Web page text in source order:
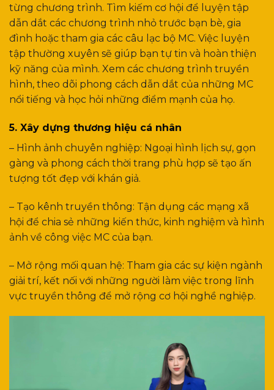
từng chương trình. Tìm kiếm cơ hội để luyện tập
dẫn dắt các chương trình nhỏ trước bạn bè, gia
đình hoặc tham gia các câu lạc bộ MC. Việc luyện
tập thường xuyên sẽ giúp bạn tự tin và hoàn thiện
kỹ năng của mình. Xem các chương trình truyền
hình, theo dõi phong cách dẫn dắt của những MC
nổi tiếng và học hỏi những điểm mạnh của họ.
5. Xây dựng thương hiệu cá nhân
– Hình ảnh chuyên nghiệp: Ngoại hình lịch sự, gọn
gàng và phong cách thời trang phù hợp sẽ tạo ấn
tượng tốt đẹp với khán giả.
– Tạo kênh truyền thông: Tận dụng các mạng xã
hội để chia sẻ những kiến thức, kinh nghiệm và hình
ảnh về công việc MC của bạn.
– Mở rộng mối quan hệ: Tham gia các sự kiện ngành
giải trí, kết nối với những người làm việc trong lĩnh
vực truyền thông để mở rộng cơ hội nghề nghiệp.